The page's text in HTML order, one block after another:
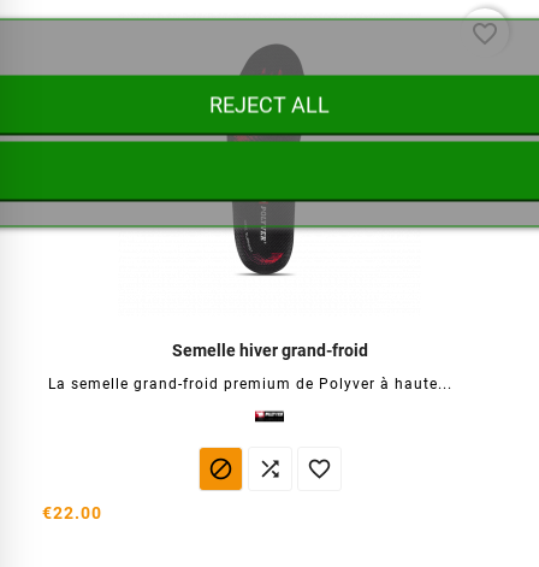
Semelle hiver grand-froid
La semelle grand-froid premium de Polyver à haute...
  
€22.00
favorite_border
REJECT ALL